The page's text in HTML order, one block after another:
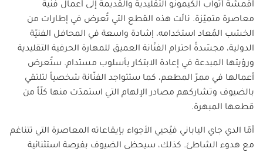
أقمشة أثواب الكيمونو التقليدية والقديمة إلى أعمال فنية
معاصرة متميّزة. نالَت هذه القطع التي تُعرض في إطارات من
الخشب المُعاد استخدامه، إشادة واسعة في المحافل الفنيّة
الدولية، مجسّدةً احترام الفنّانة العميق للمهارة الحرفية التقليدية
ورؤيتها المبدعة في إعادة الابتكار بأسلوب مستدام. ستُعرض
أعمالها في ممرّ المطعم، كما ستتواجد الفنّانة شخصياً لتلتقي
بالضيوف وتشاركهم مصادر الإلهام التي استمدّت منها كلّاً من
قطعها المبهرة.
أمّا الدي جاي الياباني فيُحيي الأجواء بإيقاعاته المعاصرة التي تتناغم
مع هدوء الشاطئ. كذلك، سيحظى الضيوف بفرصة استثنائية